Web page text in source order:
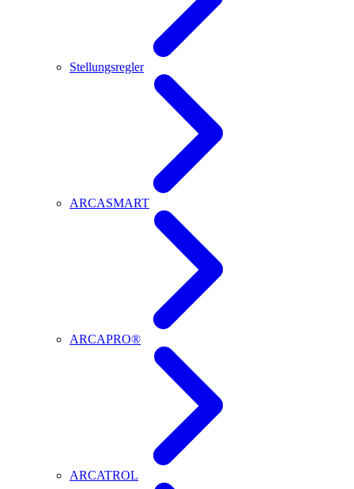
Stellungsregler
ARCASMART
ARCAPRO®
ARCATROL